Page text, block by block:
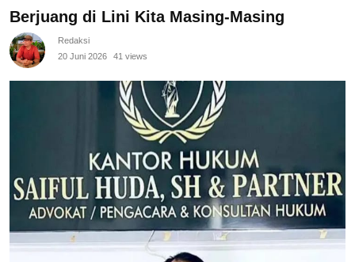
Berjuang di Lini Kita Masing-Masing
Redaksi
20 Juni 2026
41 views